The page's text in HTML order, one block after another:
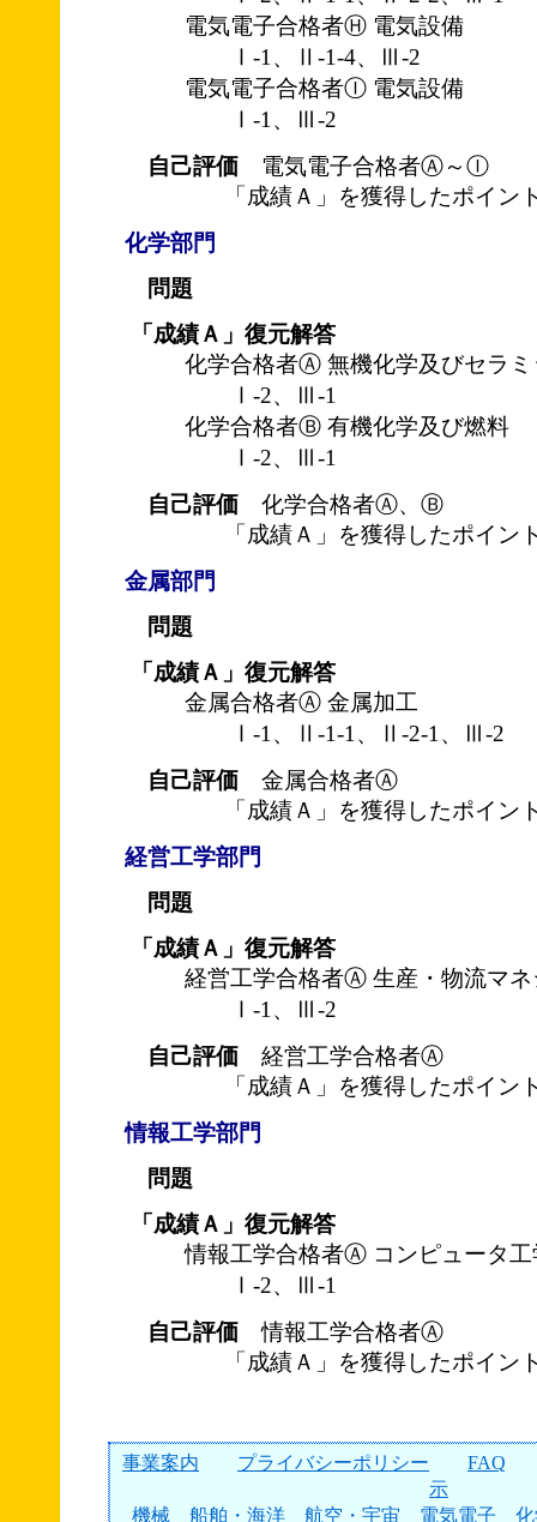
電気電子合格者Ⓗ 電気設備
Ⅰ-1、Ⅱ-1-4、Ⅲ-2
電気電子合格者Ⓘ 電気設備
Ⅰ-1、Ⅲ-2
自己評価 電気電子合格者Ⓐ～Ⓘ
「成績Ａ」を獲得したポイン
化学部門
問題
「成績Ａ」復元解答
化学合格者Ⓐ 無機化学及びセラミ
Ⅰ-2、Ⅲ-1
化学合格者Ⓑ 有機化学及び燃料
Ⅰ-2、Ⅲ-1
自己評価 化学合格者Ⓐ、Ⓑ
「成績Ａ」を獲得したポイン
金属部門
問題
「成績Ａ」復元解答
金属合格者Ⓐ 金属加工
Ⅰ-1、Ⅱ-1-1、Ⅱ-2-1、Ⅲ-2
自己評価 金属合格者Ⓐ
「成績Ａ」を獲得したポイン
経営工学部門
問題
「成績Ａ」復元解答
経営工学合格者Ⓐ 生産・物流マネ
Ⅰ-1、Ⅲ-2
自己評価 経営工学合格者Ⓐ
「成績Ａ」を獲得したポイン
情報工学部門
問題
「成績Ａ」復元解答
情報工学合格者Ⓐ コンピュータ工
Ⅰ-2、Ⅲ-1
自己評価情報工学合格者Ⓐ
「成績Ａ」を獲得したポイン
事業案内 プライバシーポリシー
FAQ
示
機械
船舶・海洋 航空・宇宙 電気電子